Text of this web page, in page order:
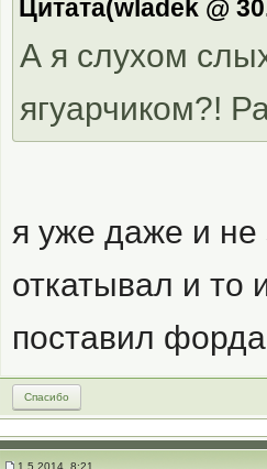
Цитата(wladek @
А я слухом
ягуарчиком?!
я уже даже и не
откатывал и то
поставил форда
Спасибо
1.5.2014, 8:21